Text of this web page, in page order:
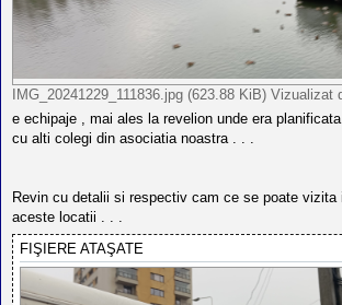
IMG_20241229_111836.jpg (623.88 KiB) Vizualizat
e echipaje , mai ales la revelion unde era
cu alti colegi din asociatia noastra . . .
Revin cu detalii si respectiv cam ce se poate vizita
aceste locatii . . .
FIŞIERE ATAŞATE